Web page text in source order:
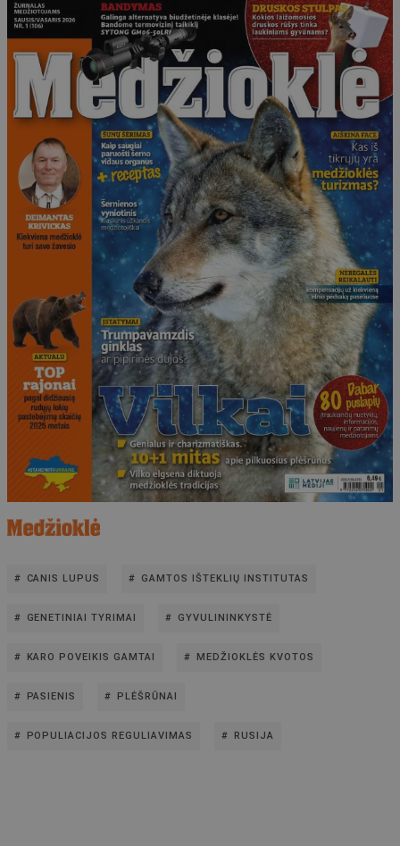
CANIS LUPUS GAMTOS IŠTEKLIŲ INSTITUTAS
GENETINIAI TYRIMAI GYVULININKYSTĖ
KARO POVEIKIS GAMTAI MEDŽIOKLĖS KVOTOS
PASIENIS PLĖŠRŪNAI
POPULIACIJOS REGULIAVIMAS RUSIJA